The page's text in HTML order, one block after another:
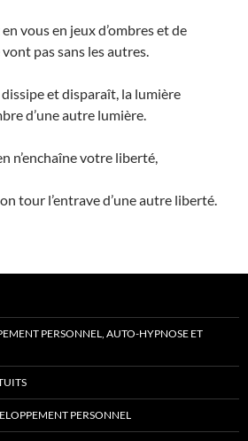
vous en jeux d’ombres et de
pas sans les autres.
et disparaît, la lumière
d’une autre lumière.
n’enchaîne votre liberté,
tour l’entrave d’une autre liberté.
PERSONNEL, AUTO-HYPNOSE ET
PERSONNEL